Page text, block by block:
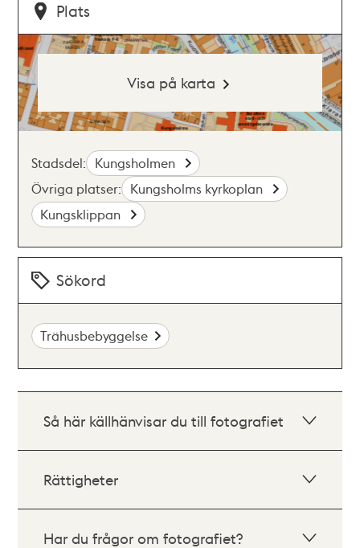
Plats
Visa på karta
Stadsdel: Kungsholmen
Övriga platser: Kungsholms kyrkoplan
Kungsklippan
Sökord
Trähusbebyggelse
Så här källhänvisar du till fotografiet
Rättigheter
Har du frågor om fotografiet?